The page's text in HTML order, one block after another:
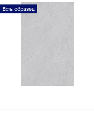
Есть образец